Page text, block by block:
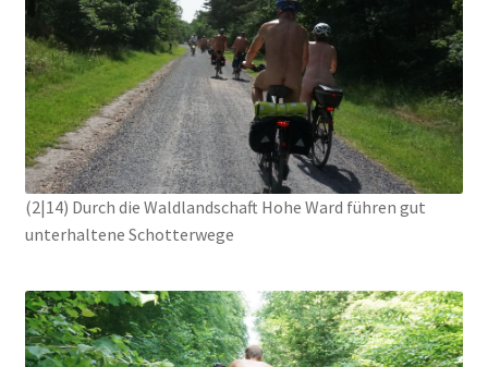
(2|14) Durch die Waldlandschaft Hohe Ward führen gut
unterhaltene Schotterwege